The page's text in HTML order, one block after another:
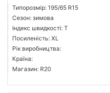
Типорозмір: 195/65 R15
Сезон: зимова
Індекс швидкості: T
Посиленість: XL
Рік виробництва:
Країна:
Магазин: R20